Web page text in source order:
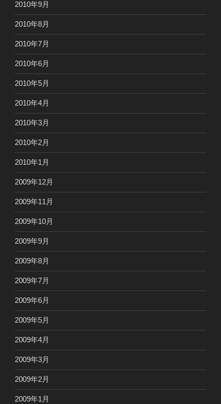
2010年9月
2010年8月
2010年7月
2010年6月
2010年5月
2010年4月
2010年3月
2010年2月
2010年1月
2009年12月
2009年11月
2009年10月
2009年9月
2009年8月
2009年7月
2009年6月
2009年5月
2009年4月
2009年3月
2009年2月
2009年1月